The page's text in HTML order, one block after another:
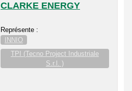
CLARKE ENERGY
Représente :
INNIO
TPI (Tecno Project Industriale
S.r.l. )